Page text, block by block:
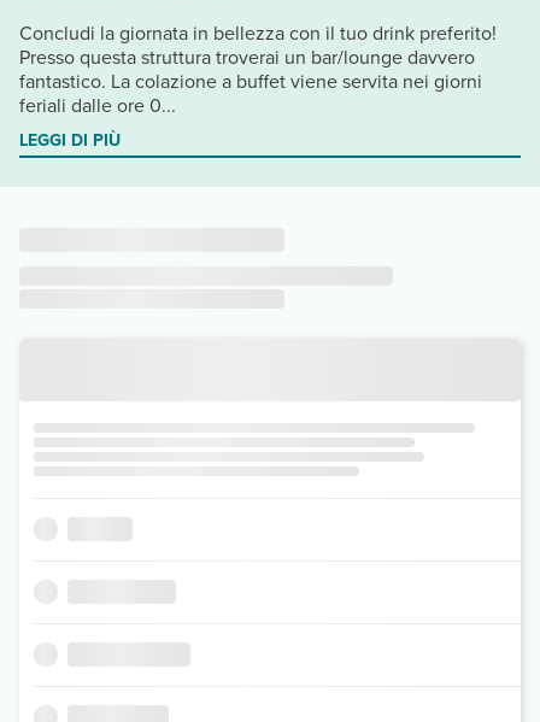
Concludi la giornata in bellezza con il tuo drink preferito!
Presso questa struttura troverai un bar/lounge davvero
fantastico. La colazione a buffet viene servita nei giorni
feriali dalle ore 0...
LEGGI DI PIÙ